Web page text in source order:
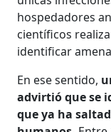
hospedadores
científicos
identificar
En ese sentido,
advirtió que se
que ya ha